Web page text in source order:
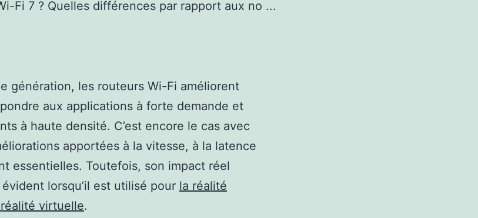
génération, les routeurs Wi-Fi améliorent
aux applications à forte demande et
à haute densité. C’est encore le cas avec
apportées à la vitesse, à la latence
essentielles. Toutefois, son impact réel
lorsqu’il est utilisé pour la réalité
virtuelle.